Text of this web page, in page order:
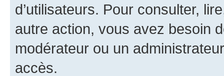
d’utilisateurs. Pour consulter,
autre action, vous avez besoin
modérateur ou un
accès.